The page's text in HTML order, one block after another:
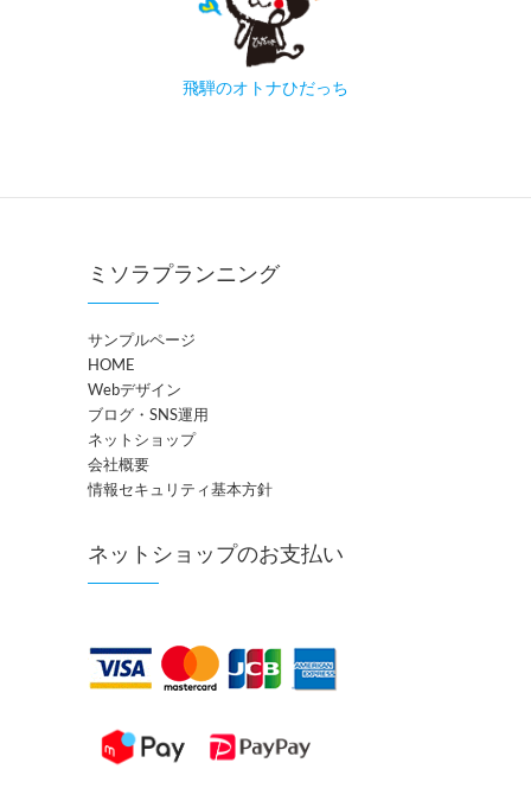
飛騨のオトナひだっち
ミソラプランニング
サンプルページ
HOME
Webデザイン
ブログ・SNS運用
ネットショップ
会社概要
情報セキュリティ基本方針
ネットショップのお支払い